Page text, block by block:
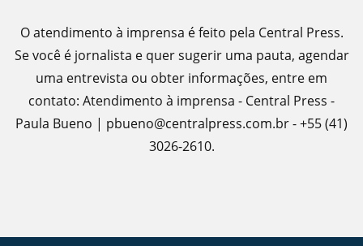
O atendimento à imprensa é feito pela Central Press.
Se você é jornalista e quer sugerir uma pauta, agendar
uma entrevista ou obter informações, entre em
contato: Atendimento à imprensa - Central Press -
Paula Bueno | pbueno@centralpress.com.br - +55 (41)
3026-2610.